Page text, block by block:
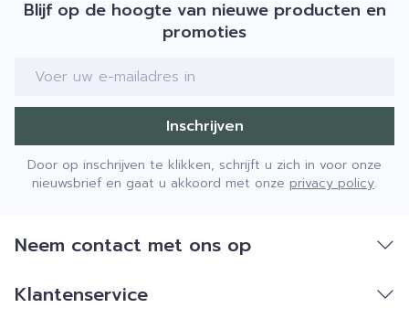
Blijf op de hoogte van nieuwe producten en
promoties
E-mail adres
Inschrijven
Door op inschrijven te klikken, schrijft u zich in voor onze
nieuwsbrief en gaat u akkoord met onze privacy policy.
Neem contact met ons op
Klantenservice